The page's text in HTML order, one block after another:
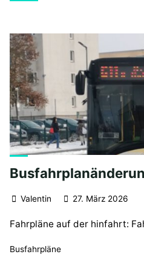
Valentin 27. März 2026
Fahrpläne auf der hinfahrt:
Busfahrpläne